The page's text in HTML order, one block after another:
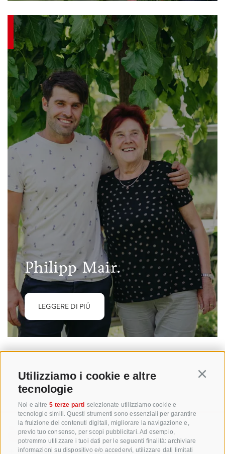
Utilizziamo i cookie e altre
tecnologie
Noi e altre 5 terze parti selezionate utilizziamo cookie e
tecnologie simili. Questi strumenti sono essenziali per garantire
la fruizione dei contenuti digitali, migliorare la navigazione e,
previo tuo consenso, per scopi pubblicitari. Ad esempio,
potremmo utilizzare i tuoi dati per le seguenti finalità: archiviare
informazioni su dispositivo e/o accedervi, utilizzare dati limitati
Philipp Mair.
LEGGERE DI PIÚ
1 2 3 4 5